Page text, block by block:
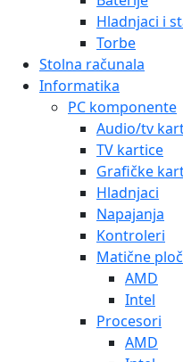
Hladnjaci i
Torbe
Stolna računala
Informatika
PC komponente
Audio/tv
TV kartice
Grafičke
Hladnjaci
Napajanja
Kontroleri
Matične
AMD
Intel
Procesori
AMD